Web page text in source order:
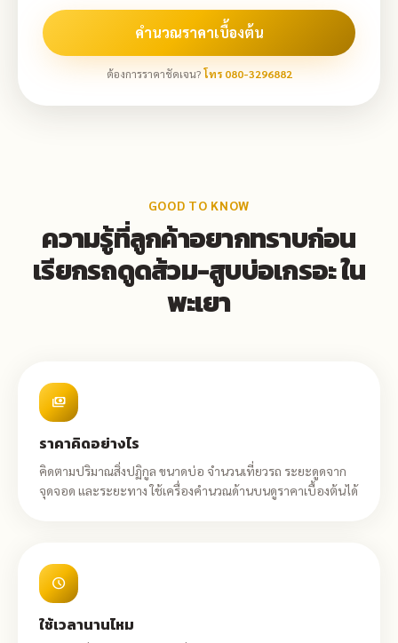
คำนวณราคาเบื้องต้น
ต้องการราคาชัดเจน?โทร 080-3296882
GOOD TO KNOW
ความรู้ที่ลูกค้าอยากทราบก่อน
เรียกรถดูดส้วม-สูบบ่อเกรอะ ใน
พะเยา
payments
ราคาคิดอย่างไร
คิดตามปริมาณสิ่งปฏิกูล ขนาดบ่อ จำนวนเที่ยวรถ ระยะดูดจาก
จุดจอด และระยะทาง ใช้เครื่องคำนวณด้านบนดูราคาเบื้องต้นได้
schedule
ใช้เวลานานไหม